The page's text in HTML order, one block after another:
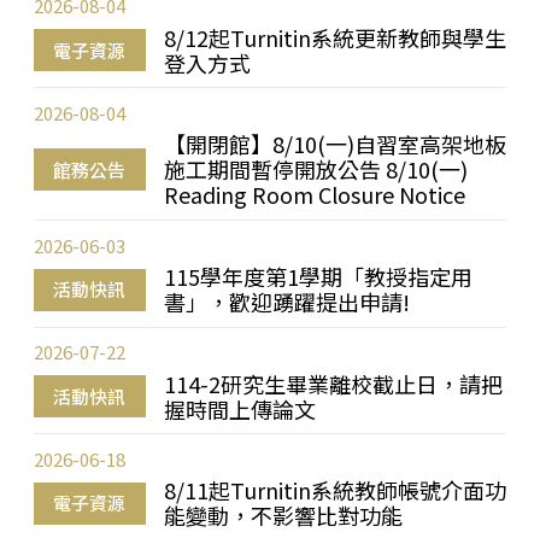
電子資源
8/12起Turnitin系統更新教師與學生
登入方式
2026-08-04
館務公告
【開閉館】8/10(一)自習室高架地板
施工期間暫停開放公告 8/10(一)
Reading Room Closure Notice
2026-08-04
活動快訊
115學年度第1學期「教授指定用
書」，歡迎踴躍提出申請!
2026-06-03
活動快訊
114-2研究生畢業離校截止日，請把
握時間上傳論文
2026-07-22
電子資源
8/11起Turnitin系統教師帳號介面功
能變動，不影響比對功能
2026-06-18